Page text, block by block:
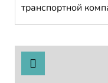
транспортной